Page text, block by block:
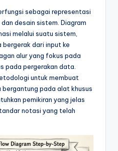
sebagai representasi
desain sistem. Diagram
melalui suatu sistem,
dari input ke
alur yang fokus pada
pada pergerakan data.
untuk membuat
pada alat khusus
pemikiran yang jelas
notasi yang telah